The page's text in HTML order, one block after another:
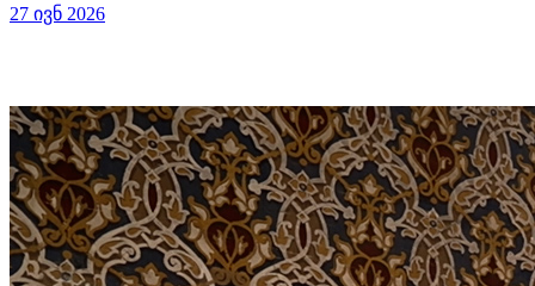
27 ივნ 2026